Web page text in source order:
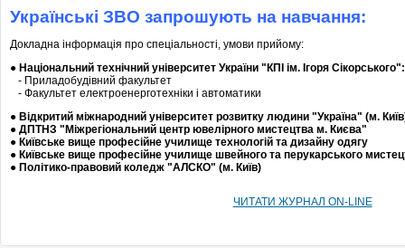
Українські ЗВО запрошують на навчання:
Докладна інформація про спеціальності, умови прийому:
● Нацiональний технiчний унiверситет України "КПI iм. Iгоря Сiкорського":
- Приладобудівний факультет
- Факультет електроенерготехніки і автоматики
● Відкритий міжнародний університет розвитку людини "Україна" (м.
● ДПТНЗ "Міжрегіональний центр ювелірного мистецтва м. Києва"
● Київське вище професійне училище технологій та дизайну одягу
● Київське вище професійне училище швейного та перукарського
● Політико-правовий коледж "АЛСКО" (м. Київ)
ЧИТАТИ ЖУРНАЛ ON-LINE